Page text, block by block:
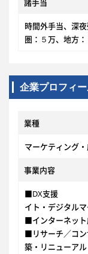
諸手当
時間外手当、深
圏：５万、地方：
企業プロフィ
業種
マーケティング
事業内容
■DX支
イト・デジタル
■インターネッ
■リサーチ／
築・リニュー